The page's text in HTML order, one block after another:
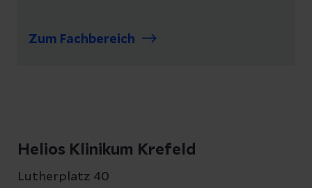
Zum Fachbereich
Helios Klinikum Krefeld
Lutherplatz 40